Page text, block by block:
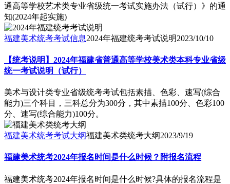
通高等学校艺术类专业省级统一考试实施办法（试行）》的通
知(2024年起实施)
福建美术统考考试信息2024年福建统考考试说明2023/10/10
【统考说明】2024年福建省普通高等学校美术类本科专业省级
统一考试说明（试行）
美术与设计类专业省级统考考试包括素描、色彩、速写(综合
能力)三个科目，三科总分为300分，其中素描100分、色彩100
分、速写(综合能力)100分。
福建美术统考考试大纲福建美术类统考大纲2023/9/19
福建美术统考2024年报名时间是什么时候？附报名流程
福建美术统考2024年报名时间是什么时候?具体的报名流程是